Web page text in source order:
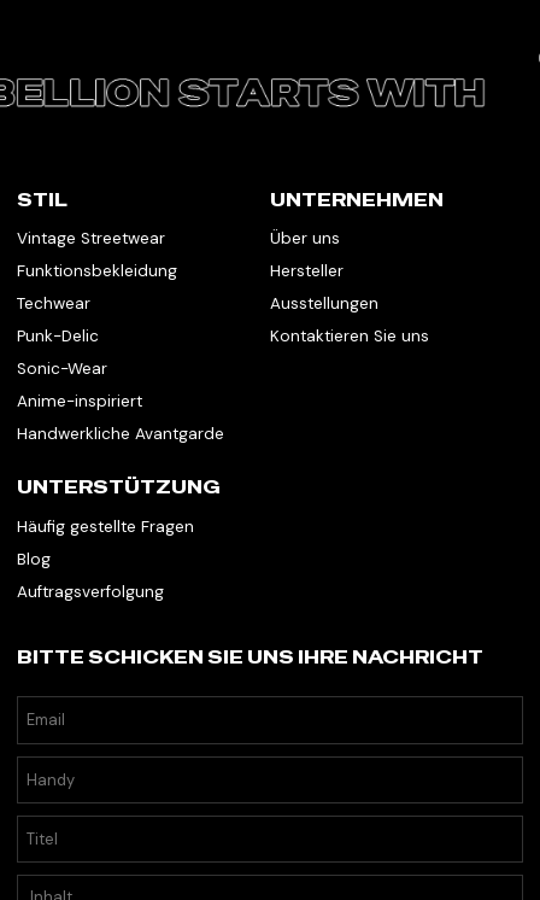
STIL
Vintage Streetwear
Funktionsbekleidung
Techwear
Punk-Delic
Sonic-Wear
Anime-inspiriert
Handwerkliche Avantgarde
UNTERNEHMEN
Über uns
Hersteller
Ausstellungen
Kontaktieren Sie uns
UNTERSTÜTZUNG
Häufig gestellte Fragen
Blog
Auftragsverfolgung
BITTE SCHICKEN SIE UNS IHRE NACHRICHT